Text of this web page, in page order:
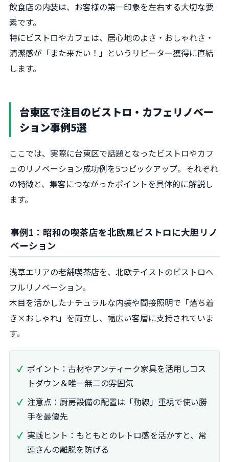
飲食店の内装は、お客様の第一印象を左右する大切な要
素です。
特にビストロやカフェは、居心地のよさ・おしゃれさ・
清潔感が「また来たい！」というリピーター獲得に直結
します。
台東区で注目のビストロ・カフェリノベー
ション事例5選
ここでは、実際に台東区で話題となったビストロやカフ
ェのリノベーション成功例を5つピックアップ。それぞれ
の特徴と、集客につながったポイントを具体的に解説し
ます。
事例1：昭和の喫茶店を北欧風ビストロに大胆リノ
ベーション
浅草エリアの老舗喫茶店を、北欧テイストのビストロへ
フルリノベーション。
木目を活かしたナチュラルな内装や間接照明で「落ち着
き×おしゃれ」を両立し、幅広い客層に支持されていま
す。
ポイント：古材やアンティーク家具を活用しコス
トダウン＆唯一無二の雰囲気
注意点：厨房設備の配置は「動線」重視で使い勝
手を最優先
実践ヒント：もともとのレトロ感を活かすと、常
連さんの離脱を防げる